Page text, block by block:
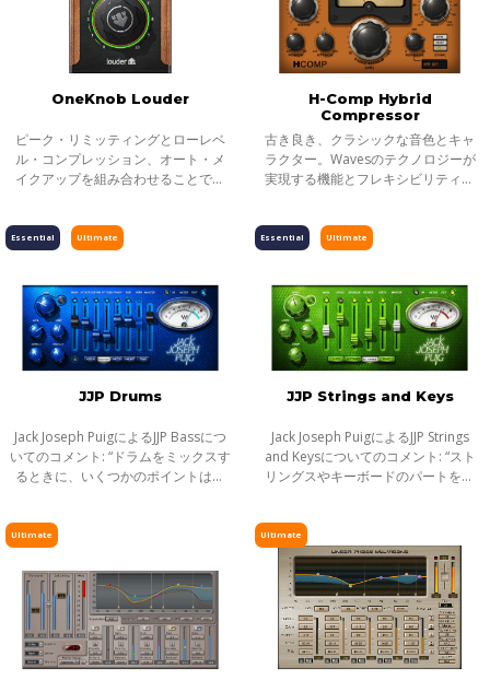
OneKnob Louder
ピーク・リミッティングとローレベ
ル・コンプレッション、オート・メ
イクアップを組み合わせることで、
H-Comp Hybrid
Compressor
古き良き、クラシックな音色とキャ
ラクター。Wavesのテクノロジーが
実現する機能とフレキシビリティ。
のプラグインに結実したラインナッ
Ultimate
Essential
JJP Drums
Jack Joseph PuigによるJJP Bassにつ
いてのコメント: “ドラムをミックスす
るときに、いくつかのポイントは必
トムのしっかりしたバスドラムなど
Ultimate
Essential
JJP Strings and Keys
Jack Joseph PuigによるJJP Strings
and Keysについてのコメント: “スト
リングスやキーボードのパートを作
だ。その曲が求める最適なトーンを
形作っ
Ultimate Ultimate